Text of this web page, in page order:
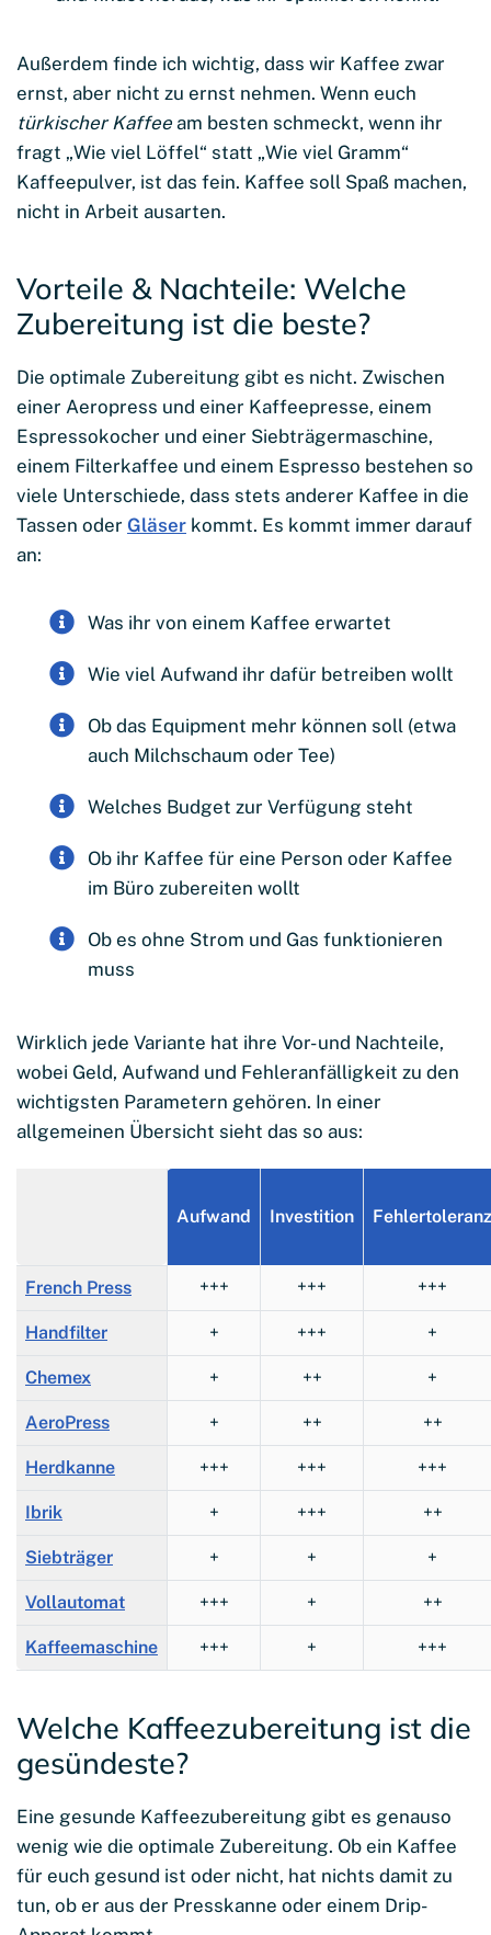
Außerdem finde ich wichtig, dass wir Kaffee zwar
ernst, aber nicht zu ernst nehmen. Wenn euch
türkischer Kaffee am besten schmeckt, wenn ihr
fragt „Wie viel Löffel“ statt „Wie viel Gramm“
Kaffeepulver, ist das fein. Kaffee soll Spaß machen,
nicht in Arbeit ausarten.
Vorteile & Nachteile: Welche
Zubereitung ist die beste?
Die optimale Zubereitung gibt es nicht. Zwischen
einer Aeropress und einer Kaffeepresse, einem
Espressokocher und einer Siebträgermaschine,
einem Filterkaffee und einem Espresso bestehen so
viele Unterschiede, dass stets anderer Kaffee in die
Tassen oder Gläser kommt. Es kommt immer darauf
an:
Was ihr von einem Kaffee erwartet
Wie viel Aufwand ihr dafür betreiben wollt
Ob das Equipment mehr können soll (etwa
auch Milchschaum oder Tee)
Welches Budget zur Verfügung steht
Ob ihr Kaffee für eine Person oder Kaffee
im Büro zubereiten wollt
Ob es ohne Strom und Gas funktionieren
muss
Wirklich jede Variante hat ihre Vor- und Nachteile,
wobei Geld, Aufwand und Fehleranfälligkeit zu den
wichtigsten Parametern gehören. In einer
allgemeinen Übersicht sieht das so aus:
Aufwand Investition Fehlertoleranz
French Press +++ +++ +++
Handfilter + +++ +
Chemex + ++ +
AeroPress + ++ ++
Herdkanne +++ +++ +++
Ibrik + +++ ++
Siebträger + + +
Vollautomat +++ + ++
Kaffeemaschine +++ + +++
Welche Kaffeezubereitung ist die
gesündeste?
Eine gesunde Kaffeezubereitung gibt es genauso
wenig wie die optimale Zubereitung. Ob ein Kaffee
für euch gesund ist oder nicht, hat nichts damit zu
tun, ob er aus der Presskanne oder einem Drip-